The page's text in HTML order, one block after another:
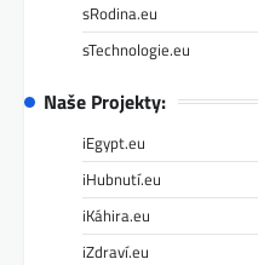
sRodina.eu
sTechnologie.eu
Naše Projekty:
iEgypt.eu
iHubnutí.eu
iKáhira.eu
iZdraví.eu